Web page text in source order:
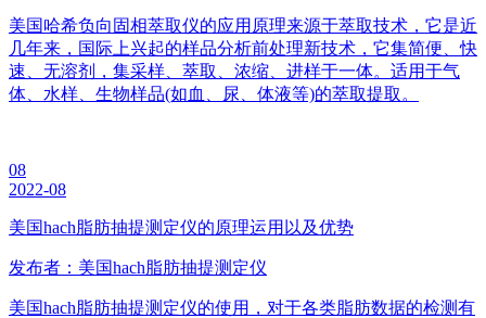
美国哈希负向固相萃取仪的应用原理来源于萃取技术，它是近
几年来，国际上兴起的样品分析前处理新技术，它集简便、快
速、无溶剂，集采样、萃取、浓缩、进样于一体。适用于气
体、水样、生物样品(如血、尿、体液等)的萃取提取。
08
2022-08
美国hach脂肪抽提测定仪的原理运用以及优势
发布者：美国hach脂肪抽提测定仪
美国hach脂肪抽提测定仪的使用，对于各类脂肪数据的检测有